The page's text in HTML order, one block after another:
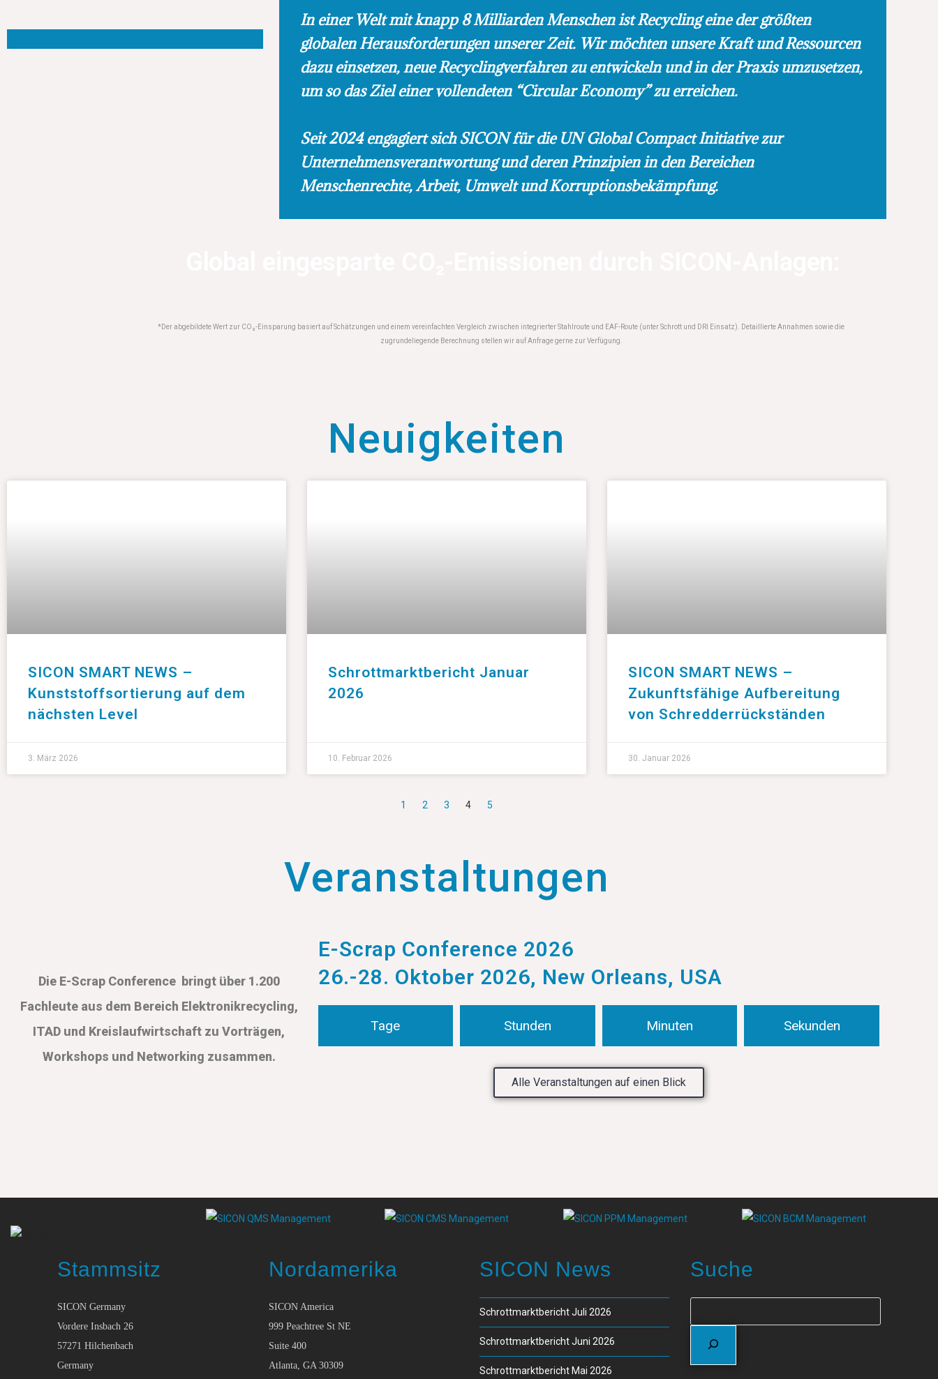
In einer Welt mit knapp 8 Milliarden Menschen ist Recycling eine der größten
globalen Herausforderungen unserer Zeit. Wir möchten unsere Kraft und Ressourcen
dazu einsetzen, neue Recyclingverfahren zu entwickeln und in der Praxis umzusetzen,
um so das Ziel einer vollendeten “Circular Economy” zu erreichen.
Seit 2024 engagiert sich SICON für die UN Global Compact Initiative zur
Unternehmensverantwortung und deren Prinzipien in den Bereichen
Menschenrechte, Arbeit, Umwelt und Korruptionsbekämpfung.
*Der abgebildete Wert zur CO₂-Einsparung basiert auf Schätzungen und einem vereinfachten Vergleich zwischen integrierter Stahlroute und EAF-Route (unter Schrott und DRI Einsatz). Detaillierte Annahmen sowie die
zugrundeliegende Berechnung stellen wir auf Anfrage gerne zur Verfügung.
Neuigkeiten
SICON SMART NEWS –
Kunststoffsortierung auf dem
nächsten Level
3. März 2026
Schrottmarktbericht Januar
2026
10. Februar 2026
SICON SMART NEWS –
Zukunftsfähige Aufbereitung
von Schredderrückständen
30. Januar 2026
1 2 3 4 5
Veranstaltungen
Die E-Scrap Conference bringt über 1.200
Fachleute aus dem Bereich Elektronikrecycling,
ITAD und Kreislaufwirtschaft zu Vorträgen,
Workshops und Networking zusammen.
E-Scrap Conference 2026
26.-28. Oktober 2026, New Orleans, USA
Tage Stunden Minuten Sekunden
Alle Veranstaltungen auf einen Blick
Stammsitz
SICON Germany
Vordere Insbach 26
57271 Hilchenbach
Germany
Nordamerika
SICON America
999 Peachtree St NE
Suite 400
Atlanta, GA 30309
SICON News
Schrottmarktbericht Juli 2026
Schrottmarktbericht Juni 2026
Schrottmarktbericht Mai 2026
Suche